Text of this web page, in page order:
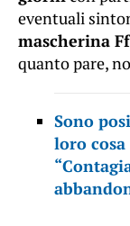
eventuali
mascherina
quanto pare,
Sono
loro